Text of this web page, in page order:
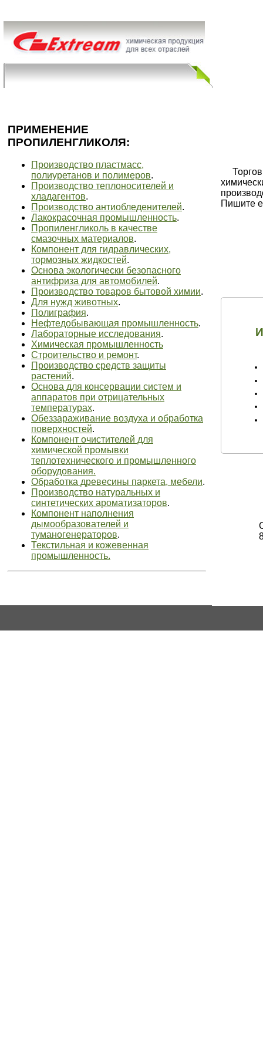
ПРИМЕНЕНИЕ
ПРОПИЛЕНГЛИКОЛЯ:
Производство пластмасс,
полиуретанов и полимеров.
Производство теплоносителей и
хладагентов.
Производство антиобледенителей.
Лакокрасочная промышленность.
Пропиленгликоль в качестве
смазочных материалов.
Компонент для гидравлических,
тормозных жидкостей.
Основа экологически безопасного
антифриза для автомобилей.
Производство товаров бытовой химии.
Для нужд животных.
Полиграфия.
Нефтедобывающая промышленность.
Лабораторные исследования.
Химическая промышленность
Строительство и ремонт.
Производство средств защиты
растений.
Основа для консервации систем и
аппаратов при отрицательных
температурах.
Обеззараживание воздуха и обработка
поверхностей.
Компонент очистителей для
химической промывки
теплотехнического и промышленного
оборудования.
Обработка древесины паркета, мебели.
Производство натуральных и
синтетических ароматизаторов.
Компонент наполнения
дымообразователей и
туманогенераторов.
Текстильная и кожевенная
промышленность.
Пишите е